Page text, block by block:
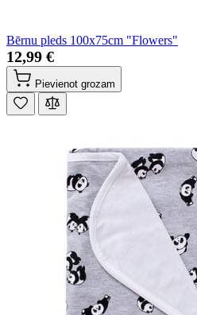
Bērnu pleds 100x75cm "Flowers"
12,99 €
Pievienot grozam